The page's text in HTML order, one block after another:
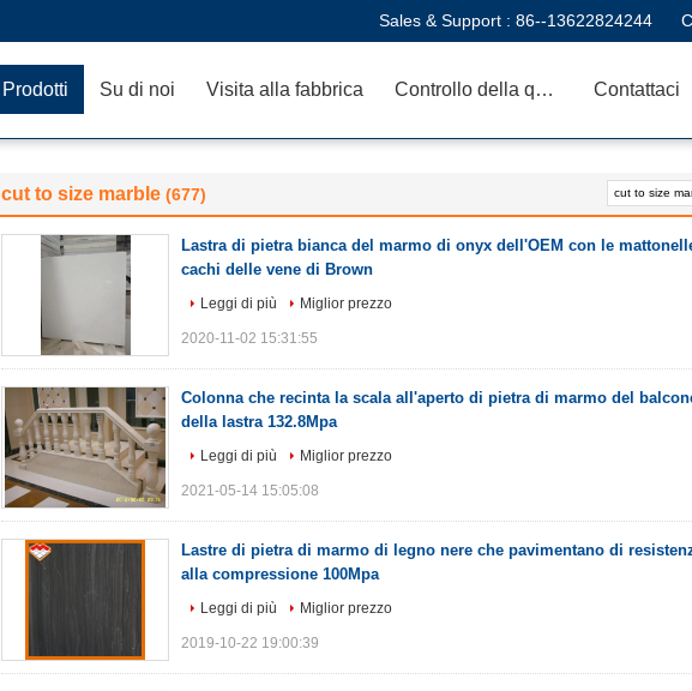
Sales & Support : 86--13622824244
Prodotti Su di noi Visita alla fabbrica Controllo della qualità Contattaci
cut to size marble (677)
Lastra di pietra bianca del marmo di onyx dell'OEM con le
cachi delle vene di Brown
Leggi di più Miglior prezzo
2020-11-02 15:31:55
Colonna che recinta la scala all'aperto di pietra di marmo del
della lastra 132.8Mpa
Leggi di più Miglior prezzo
2021-05-14 15:05:08
Lastre di pietra di marmo di legno nere che pavimentano di
alla compressione 100Mpa
Leggi di più Miglior prezzo
2019-10-22 19:00:39